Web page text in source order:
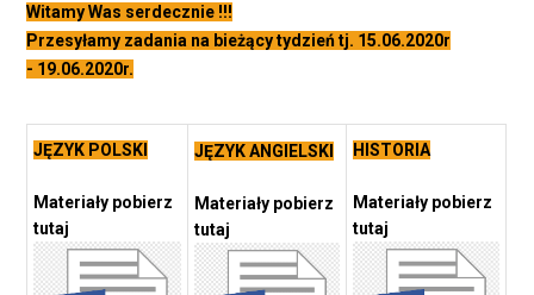
Witamy Was serdecznie !!!
Przesyłamy zadania na bieżący tydzień tj. 15.06.2020r
- 19.06.2020r.
JĘZYK POLSKI
Materiały pobierz
tutaj
JĘZYK ANGIELSKI
Materiały pobierz
tutaj
HISTORIA
Materiały pobierz
tutaj